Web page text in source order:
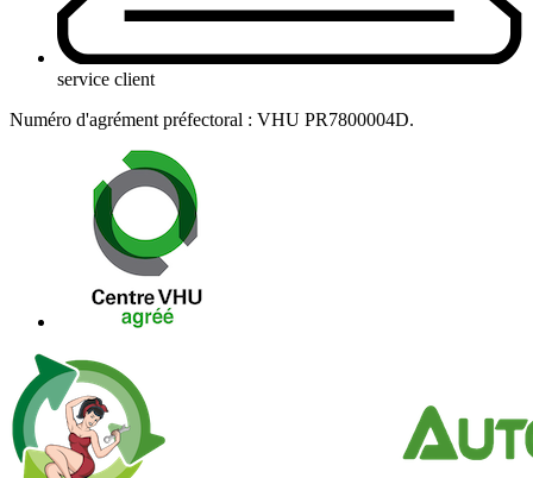
service client
Numéro d'agrément préfectoral : VHU PR7800004D.